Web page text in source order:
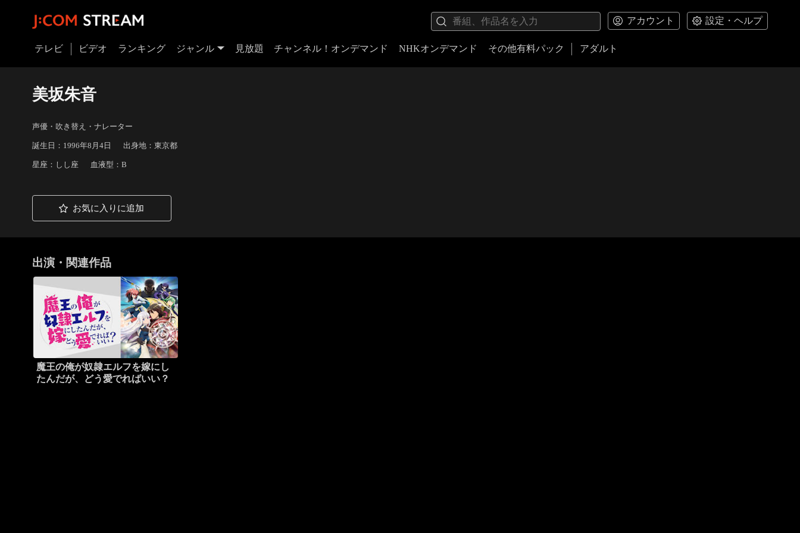
アカウント 設定・ヘルプ
テレビ ビデオ ランキング ジャンル 見放題 チャンネル！オンデマンド NHKオンデマンド その他有料パック アダルト
美坂朱音
声優・吹き替え・ナレーター
誕生日：1996年8月4日 出身地：東京都
星座：しし座 血液型：B
お気に入りに追加
出演・関連作品
魔王の俺が奴隷エルフを嫁にし
たんだが、どう愛でればいい？